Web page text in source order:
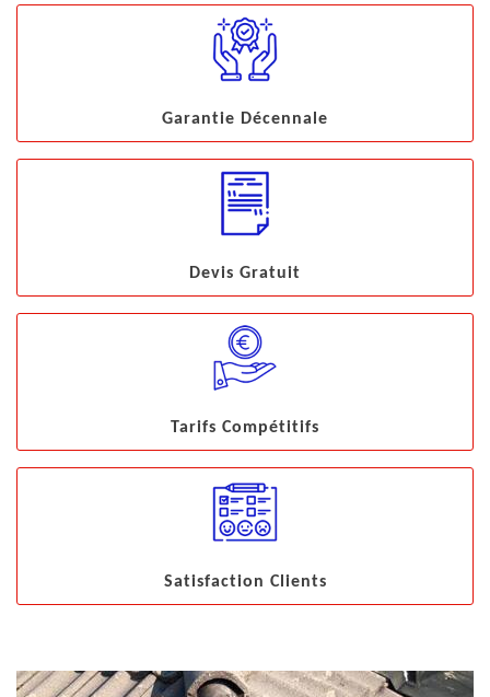
Garantie Décennale
Devis Gratuit
Tarifs Compétitifs
Satisfaction Clients